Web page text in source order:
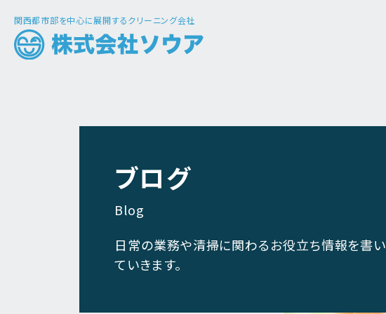
関西都市部を中心に展開するクリーニング会社
ブログ
Blog
日常の業務や清掃に関わるお役立ち情報を書い
ていきます。